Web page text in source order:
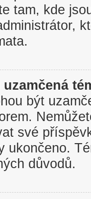
tam, kde
být
své
ukončeno.
důvodů.